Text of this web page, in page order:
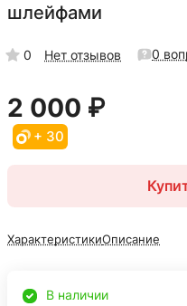
шлейфами
0 Нет отзывов 0
2 000 ₽
+ 30
ХарактеристикиОписание
В наличии